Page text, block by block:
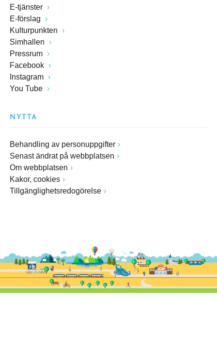
E-tjänster
E-förslag
Kulturpunkten
Simhallen
Pressrum
Facebook
Instagram
You Tube
NYTTA
Behandling av personuppgifter
Senast ändrat på webbplatsen
Om webbplatsen
Kakor, cookies
Tillgänglighetsredogörelse